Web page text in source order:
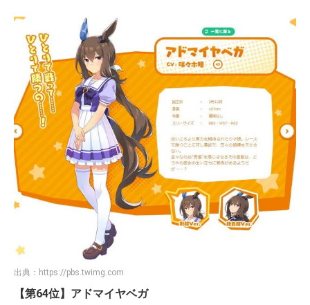
出典： https://pbs.twimg.com
【第64位】アドマイヤベガ